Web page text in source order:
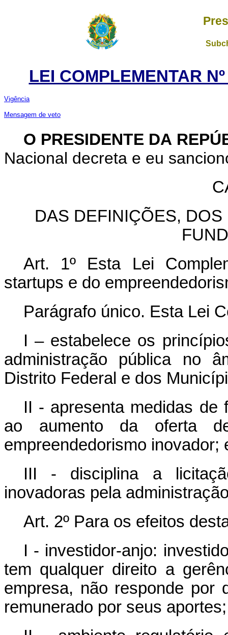
LEI COMPLEMENTAR
Vigência
Mensagem de veto
O PRESIDENTE DA
Nacional decreta e eu
DAS DEFINIÇÕES,
Art. 1º Esta Lei
startups e do
Parágrafo único. Esta Lei
I – estabelece os
administração pública no
Distrito Federal e dos
II - apresenta medidas de
ao aumento da oferta
empreendedorismo inovador;
III - disciplina a
inovadoras pela
Art. 2º Para os efeitos
I - investidor-anjo:
tem qualquer direito a
empresa, não responde por
remunerado por seus aportes;